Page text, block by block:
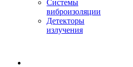
Системы
виброизоляции
Детекторы
излучения